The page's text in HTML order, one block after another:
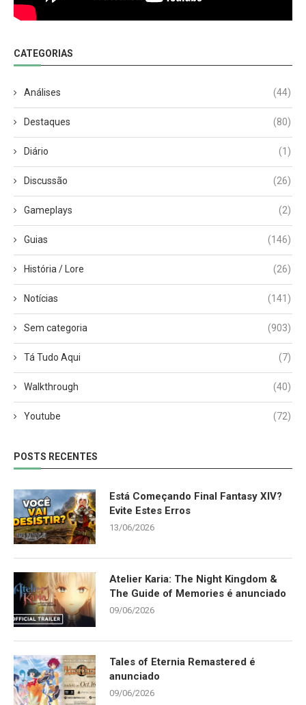
CATEGORIAS
Análises (44)
Destaques (80)
Diário (1)
Discussão (26)
Gameplays (2)
Guias (146)
História / Lore (26)
Notícias (141)
Sem categoria (903)
Tá Tudo Aqui (7)
Walkthrough (40)
Youtube (72)
POSTS RECENTES
Está Começando Final Fantasy XIV?
Evite Estes Erros
13/06/2026
Atelier Karia: The Night Kingdom &
The Guide of Memories é anunciado
09/06/2026
Tales of Eternia Remastered é
anunciado
09/06/2026